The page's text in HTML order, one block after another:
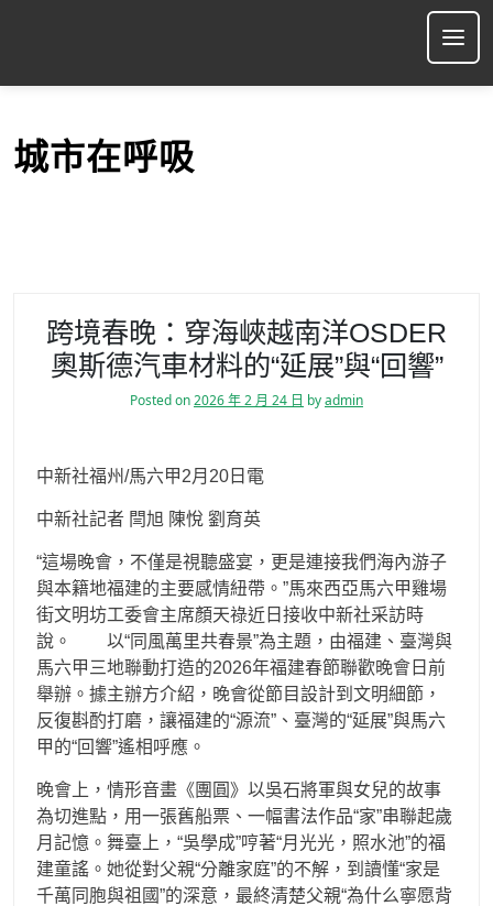
p
城市在呼吸
跨境春晚：穿海峽越南洋OSDER
奧斯德汽車材料的“延展”與“回響”
Posted on2026 年 2 月 24 日 byadmin
中新社福州/馬六甲2月20日電
中新社記者 閆旭 陳悅 劉育英
“這場晚會，不僅是視聽盛宴，更是連接我們海內游子
與本籍地福建的主要感情紐帶。”馬來西亞馬六甲雞場
街文明坊工委會主席顏天祿近日接收中新社采訪時
說。 以“同風萬里共春景”為主題，由福建、臺灣與
馬六甲三地聯動打造的2026年福建春節聯歡晚會日前
舉辦。據主辦方介紹，晚會從節目設計到文明細節，
反復斟酌打磨，讓福建的“源流”、臺灣的“延展”與馬六
甲的“回響”遙相呼應。
晚會上，情形音畫《團圓》以吳石將軍與女兒的故事
為切進點，用一張舊船票、一幅書法作品“家”串聯起歲
月記憶。舞臺上，“吳學成”哼著“月光光，照水池”的福
建童謠。她從對父親“分離家庭”的不解，到讀懂“家是
千萬同胞與祖國”的深意，最終清楚父親“為什么寧愿背